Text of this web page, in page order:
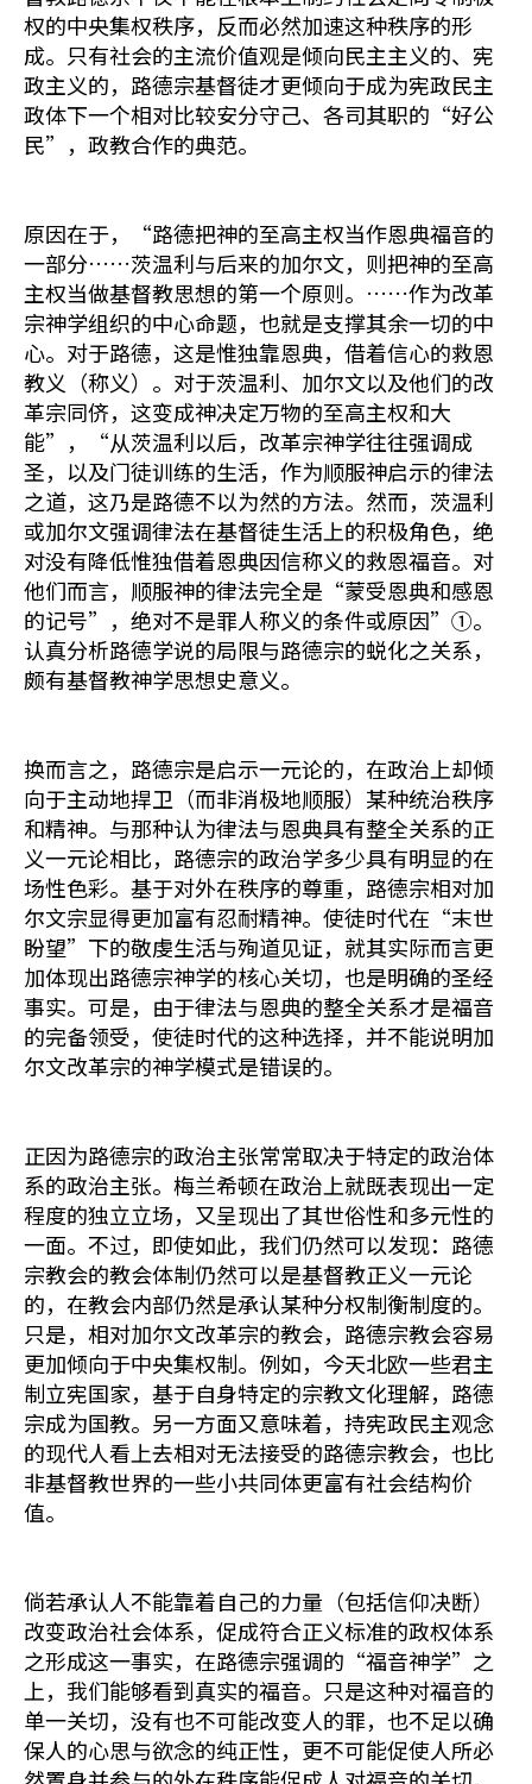
权的中央集权秩序，反而必然加速这种秩序的形
成。只有社会的主流价值观是倾向民主主义的、宪
政主义的，路德宗基督徒才更倾向于成为宪政民主
政体下一个相对比较安分守己、各司其职的“好公
民”，政教合作的典范。
原因在于，“路德把神的至高主权当作恩典福音的
一部分……茨温利与后来的加尔文，则把神的至高
主权当做基督教思想的第一个原则。……作为改革
宗神学组织的中心命题，也就是支撑其余一切的中
心。对于路德，这是惟独靠恩典，借着信心的救恩
教义（称义）。对于茨温利、加尔文以及他们的改
革宗同侪，这变成神决定万物的至高主权和大
能”，“从茨温利以后，改革宗神学往往强调成
圣，以及门徒训练的生活，作为顺服神启示的律法
之道，这乃是路德不以为然的方法。然而，茨温利
或加尔文强调律法在基督徒生活上的积极角色，绝
对没有降低惟独借着恩典因信称义的救恩福音。对
他们而言，顺服神的律法完全是“蒙受恩典和感恩
的记号”，绝对不是罪人称义的条件或原因”①。
认真分析路德学说的局限与路德宗的蜕化之关系，
颇有基督教神学思想史意义。
换而言之，路德宗是启示一元论的，在政治上却倾
向于主动地捍卫（而非消极地顺服）某种统治秩序
和精神。与那种认为律法与恩典具有整全关系的正
义一元论相比，路德宗的政治学多少具有明显的在
场性色彩。基于对外在秩序的尊重，路德宗相对加
尔文宗显得更加富有忍耐精神。使徒时代在“末世
盼望”下的敬虔生活与殉道见证，就其实际而言更
加体现出路德宗神学的核心关切，也是明确的圣经
事实。可是，由于律法与恩典的整全关系才是福音
的完备领受，使徒时代的这种选择，并不能说明加
尔文改革宗的神学模式是错误的。
正因为路德宗的政治主张常常取决于特定的政治体
系的政治主张。梅兰希顿在政治上就既表现出一定
程度的独立立场，又呈现出了其世俗性和多元性的
一面。不过，即使如此，我们仍然可以发现：路德
宗教会的教会体制仍然可以是基督教正义一元论
的，在教会内部仍然是承认某种分权制衡制度的。
只是，相对加尔文改革宗的教会，路德宗教会容易
更加倾向于中央集权制。例如，今天北欧一些君主
制立宪国家，基于自身特定的宗教文化理解，路德
宗成为国教。另一方面又意味着，持宪政民主观念
的现代人看上去相对无法接受的路德宗教会，也比
非基督教世界的一些小共同体更富有社会结构价
值。
倘若承认人不能靠着自己的力量（包括信仰决断）
改变政治社会体系，促成符合正义标准的政权体系
之形成这一事实，在路德宗强调的“福音神学”之
上，我们能够看到真实的福音。只是这种对福音的
单一关切，没有也不可能改变人的罪，也不足以确
保人的心思与欲念的纯正性，更不可能促使人所必